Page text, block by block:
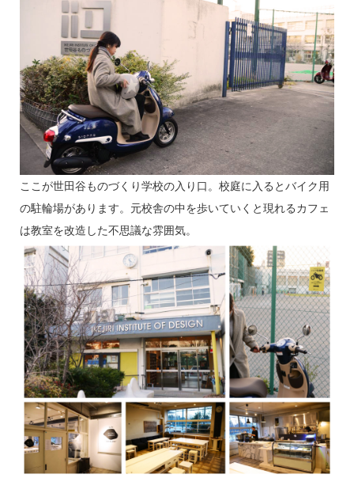
ここが世田谷ものづくり学校の入り口。校庭に入るとバイク用
の駐輪場があります。元校舎の中を歩いていくと現れるカフェ
は教室を改造した不思議な雰囲気。